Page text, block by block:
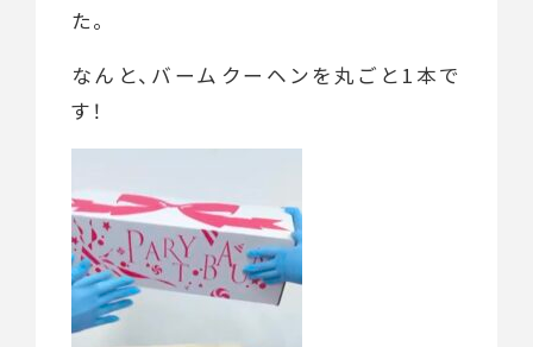
た。
なんと、バームクーヘンを丸ごと1本で
す！